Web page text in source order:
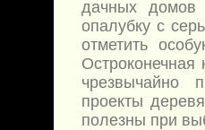
дачных
опалубку с
отметить
чрезвычайно
проекты
полезны при